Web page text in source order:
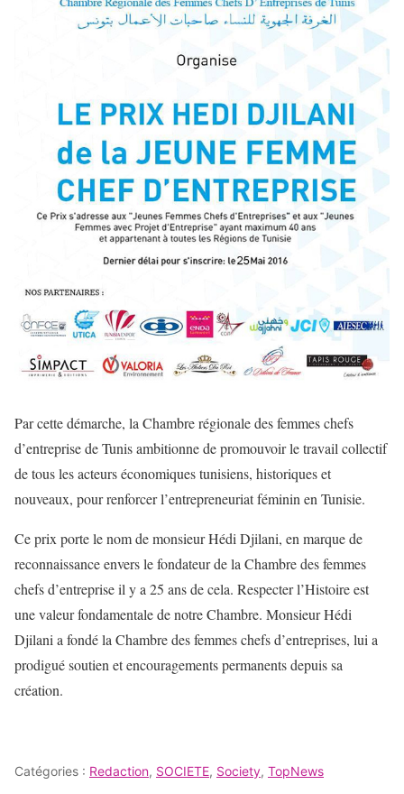
Par cette démarche, la Chambre régionale des femmes chefs
d’entreprise de Tunis ambitionne de promouvoir le travail collectif
de tous les acteurs économiques tunisiens, historiques et
nouveaux, pour renforcer l’entrepreneuriat féminin en Tunisie.
Ce prix porte le nom de monsieur Hédi Djilani, en marque de
reconnaissance envers le fondateur de la Chambre des femmes
chefs d’entreprise il y a 25 ans de cela. Respecter l’Histoire est
une valeur fondamentale de notre Chambre. Monsieur Hédi
Djilani a fondé la Chambre des femmes chefs d’entreprises, lui a
prodigué soutien et encouragements permanents depuis sa
création.
Catégories : Redaction, SOCIETE, Society, TopNews